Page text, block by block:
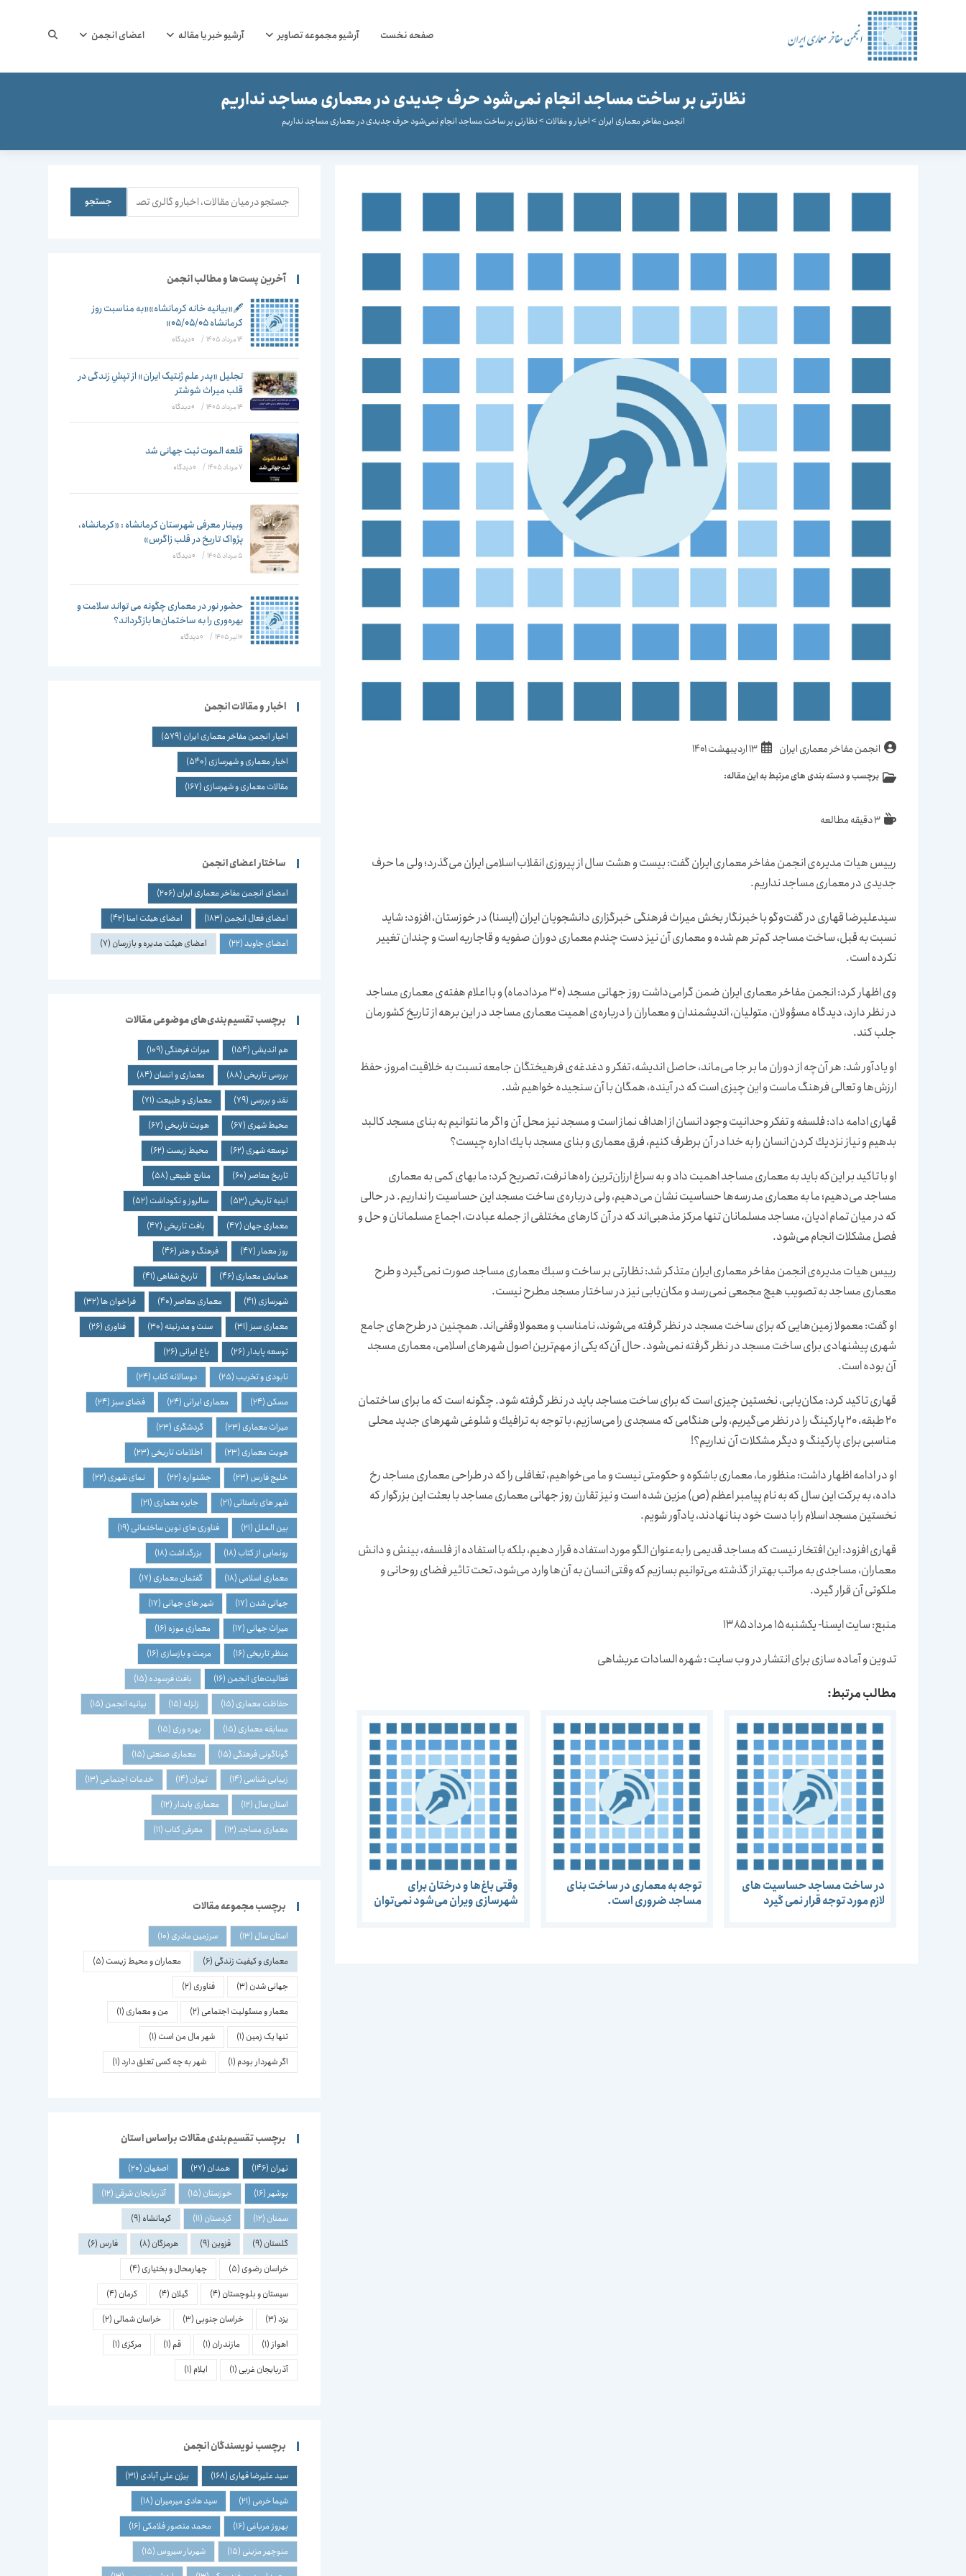
صفحه نخست آرشیو مجموعه تصاویر آرشیو خبر یا مقاله اعضای انجمن جستجوی
نظارتی بر ساخت مساجد انجام نمی‌شود حرف جدیدی در معماری مساجد نداریم
انجمن مفاخر معماری ایران >اخبار و مقالات >نظارتی بر ساخت مساجد انجام نمی‌شود حرف جدیدی در معماری مساجد نداریم
نویسندهٔانجمن مفاخر معماری ایران نوشته
شده
13 اردیبهشت 1401
دسته‌برچسب و دسته بندی های مرتبط به این مقاله:
زمان3 دقیقه مطالعه
رییس هیات مدیره‌ی انجمن مفاخر معماری ایران گفت: بیست و هشت سال از پیروزی انقلاب اسلامی ایران می‌گذرد؛ ولی ما حرف
جدیدی در معماری مساجد نداریم.
سیدعلیرضا قهاری در گفت‌وگو با خبرنگار بخش میراث فرهنگی خبرگزاری دانشجویان ایران (ایسنا) در خوزستان، افزود: شاید
نسبت به قبل، ساخت مساجد كم‌تر هم شده و معماری آن نیز دست چندم معماری دوران صفویه و قاجاریه است و چندان تغییر
نكرده است.
وی اظهار كرد: انجمن مفاخر معماری ایران ضمن گرامی‌داشت روز جهانی مسجد (30 مردادماه) و با اعلام هفته‌ی معماری مساجد
در نظر دارد، دیدگاه مسؤولان، متولیان، اندیشمندان و معماران را درباره‌ی اهمیت معماری مساجد در این برهه از تاریخ كشورمان
جلب كند.
او یادآور شد: هر آن‌چه از دوران‌ ما بر جا می‌ماند، حاصل اندیشه، تفكر و دغدغه‌ی فرهیختگان جامعه نسبت به خلاقیت امروز، حفظ
ارزش‌ها و تعالی فرهنگ ماست و این چیزی است كه در آینده، همگان با آن سنجیده خواهیم شد.
قهاری ادامه داد: فلسفه و تفكر وحدانیت وجود انسان از اهداف نماز است و مسجد نیز محل آن و اگر ما نتوانیم به بنای مسجد كالبد
بدهیم و نیاز نزدیك كردن انسان را به خدا در آن برطرف كنیم، فرق معماری و بنای مسجد با یك اداره چیست؟
او با تاكید بر این‌كه باید به معماری مساجد اهمیت داد و به سراغ ارزان‌ترین راه‌ها نرفت، تصریح كرد:‌ ما بهای كمی به معماری
مساجد می‌دهیم؛ ما به معماری مدرسه‌ها حساسیت نشان می‌دهیم، ولی درباره‌ی ساخت مسجد این حساسیت را نداریم. در حالی
كه در میان تمام ادیان، مساجد مسلمانان تنها مركز مذهبی‌اند كه در آن كارهای مختلفی از جمله عبادت‌، اجماع مسلمانان و حل و
فصل مشكلات انجام می‌شود.
رییس هیات مدیره‌ی انجمن مفاخر معماری ایران متذكر شد: نظارتی بر ساخت و سبك معماری مساجد صورت نمی‌گیرد و طرح
معماری مساجد به تصویب هیچ مجمعی نمی‌رسد و مكان‌یابی نیز در ساختار مسجد مطرح نیست.
او گفت: معمولا زمین‌هایی كه برای ساخت مسجد در نظر گرفته می‌شوند، نامناسب و معمولا وقفی‌اند. همچنین در طرح‌های جامع
شهری پیشنهادی برای ساخت مسجد در نظر گرفته نمی‌شود. حال آن‌كه یكی از مهم‌ترین اصول شهرهای اسلامی، معماری مسجد
آن بوده است.
قهاری تاكید كرد: مكان‌یابی، نخستین چیزی است كه برای ساخت مساجد باید در نظر گرفته شود. چگونه است كه ما برای ساختمان
20 طبقه، 20 پاركینگ را در نظر می‌گیریم، ولی هنگامی كه مسجدی را می‌سازیم، با توجه به ترافیك و شلوغی شهرهای جدید محلی
مناسبی برای پاركینگ و دیگر مشكلات آن نداریم؟!
او در ادامه اظهار داشت: منظور ما، معماری باشكوه و حكومتی نیست و ما می‌خواهیم، تغافلی را كه در طراحی معماری مساجد رخ
داده، به بركت این سال كه به نام پیامبر اعظم (ص) مزین شده است و نیز تقارن روز جهانی معماری مساجد با بعثت این بزرگوار كه
نخستین مسجد اسلام را با دست خود بنا نهادند، یادآور شویم.
قهاری افزود: این افتخار نیست كه مساجد قدیمی را به‌عنوان الگو مورد استفاده قرار دهیم، بلكه با استفاده از فلسفه، بینش و دانش
معماران، مساجدی به مراتب بهتر از گذشته می‌توانیم بسازیم كه وقتی انسان به آن‌ها وارد می‌شود، تحت تاثیر فضای روحانی و
ملكوتی آن قرار گیرد.
منبع: سایت ایسنا- یکشنبه ۱۵ مرداد ۱۳۸۵
تدوین و آماده سازی برای انتشار در وب سایت : شهره السادات عربشاهی
مطالب مرتبط:
در ساخت مساجد حساسیت های
لازم مورد توجه قرار نمی گیرد
توجه به معماری در ساخت بنای
مساجد ضروری است.
وقتی باغ‌ها و درختان برای
شهر‌سازی ویران می‌شود نمی‌توان
جستجو جستجو
آخرین پست‌ها و مطالب انجمن
🖋️«بیانیه خانه کرمانشاه»«به مناسبت روز
کرمانشاه ۰۵/۰۵/۰۵»
14 مرداد 1405 / ۰ دیدگاه
تجلیل «پدر علم ژنتیک ایران» از تپشِ زندگی در
قلب میراث شوشتر
14 مرداد 1405 / ۰ دیدگاه
قلعه الموت ثبت جهانی شد
7 مرداد 1405 / ۰ دیدگاه
وبینار معرفی شهرستان کرمانشاه : «کرمانشاه،
پژواک تاریخ در قلب زاگرس»
5 مرداد 1405 / ۰ دیدگاه
حضور نور در معماری چگونه می تواند سلامت و
بهره‌وری را به ساختمان‌ها بازگرداند؟
10 تیر 1405 / ۰ دیدگاه
اخبار و مقالات انجمن
اخبار انجمن مفاخر معماری ایران (579)
اخبار معماری و شهرسازی (540)
مقالات معماری و شهرسازی (167)
ساختار اعضای انجمن
اعضای انجمن مفاخر معماری ایران (206)
اعضای فعال انجمن (183) اعضای هیئت امنا(42)
اعضای جاوید(22) اعضای هیئت مدیره و بازرسان (7)
برچسب تقسیم‌بندی‌های موضوعی مقالات
هم اندیشی (154) میراث فرهنگی (109)
بررسی تاریخی (88) معماری و انسان (84)
نقد و بررسی (79) معماری و طبیعت (71)
محیط شهری (67) هویت تاریخی (67)
توسعه شهری (62) محیط زیست (62)
تاریخ معاصر (60) منابع طبیعی (58)
ابنیه تاریخی (53) سالروز و نکوداشت (52)
معماری جهان (47) بافت تاریخی (47)
روز معمار (47) فرهنگ و هنر (46)
همایش معماری (46) تاریخ شفاهی (41)
شهرسازی (41) معماری معاصر (40) فراخوان ها(32)
معماری سبز (31) سنت و مدرنیته (30) فناوری (26)
توسعه پایدار (26) باغ ایرانی (26)
نابودی و تخریب (25) دوسالانه کتاب (24)
مسکن (24) معماری ایرانی (24) فضای سبز (24)
میراث معماری (23) گردشگری (23)
هویت معماری (23) اطلاعات تاریخی (23)
خلیج فارس (23) جشنواره (22) نمای شهری (22)
شهر های باستانی (21) جایزه معماری (21)
بین الملل (21) فناوری های نوین ساختمانی (19)
رونمایی از کتاب (18) بزرگداشت (18)
معماری اسلامی (18) گفتمان معماری (17)
جهانی شدن (17) شهر های جهانی (17)
میراث جهانی (17) معماری موزه (16)
منظر تاریخی (16) مرمت و بازسازی (16)
فعالیت‌های انجمن (16) بافت فرسوده (15)
حفاظت معماری (15) زلزله (15) بیانیه انجمن (15)
مسابقه معماری (15) بهره وری (15)
گوناگونی فرهنگی (15) معماری صنعتی (15)
زیبایی شناسی (14) تهران (14) خدمات اجتماعی (13)
استان سال (12) معماری پایدار (12)
معماری مساجد(12) معرفی کتاب (11)
برچسب مجموعه مقالات
استان سال (13) سرزمین مادری (10)
معماری و کیفیت زندگی (6) معماران و محیط زیست (5)
جهانی شدن (3) فناوری (2)
معمار و مسئولیت اجتماعی (2) من و معماری (1)
تنها یک زمین (1) شهر مال من است (1)
اگر شهردار بودم (1) شهر به چه کسی تعلق دارد(1)
برچسب تقسیم‌بندی مقالات براساس استان
تهران (146) همدان (27) اصفهان (20)
بوشهر (16) خوزستان (15) آذربایجان شرقی (12)
سمنان (12) کردستان (11) کرمانشاه (9)
گلستان (9) قزوین (9) هرمزگان (8) فارس (6)
خراسان رضوی (5) چهارمحال و بختیاری (4)
سیستان و بلوچستان (4) گیلان (4) کرمان (4)
یزد(3) خراسان جنوبی (3) خراسان شمالی (2)
اهواز (1) مازندران (1) قم (1) مرکزی (1)
آذربایجان غربی (1) ایلام (1)
برچسب نویسندگان انجمن
سید علیرضا قهاری (168) بیژن علی آبادی (31)
شیما خرمی (21) سید هادی میرمیران (18)
بهروز مرباغی (16) محمد منصور فلامکی (16)
منوچهر مزینی (15) شهریار سیروس (15)